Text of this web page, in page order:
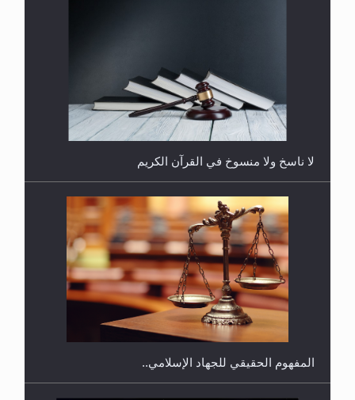
فتوى أمير المؤمنين الميرزا مسرور أحمد أيده الله في
أطفال الأنابيب وتحديد جنس المولود..
المفهوم الحقيقي للجهاد الإسلامي..
سورة التكوير تُنبئ بزمن بعثة المسيح الموعود عليه
السلام